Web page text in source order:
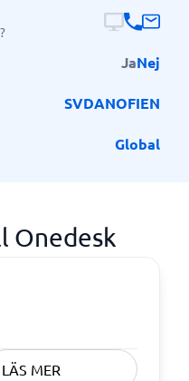
att växa med.
JaNej
SVDANOFIEN
Global
Onedesk
LÄS MER